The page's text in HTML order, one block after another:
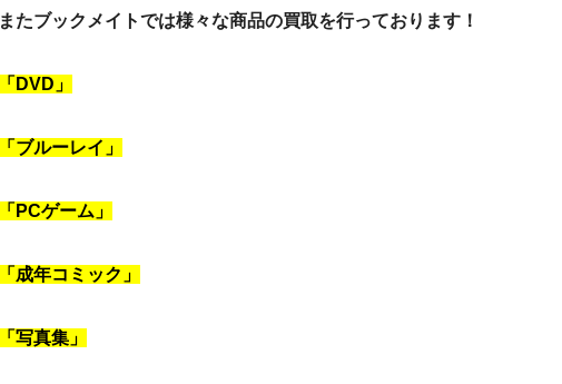
またブックメイトでは様々な商品の買取を行っております！
「DVD」
「ブルーレイ」
「PCゲーム」
「成年コミック」
「写真集」